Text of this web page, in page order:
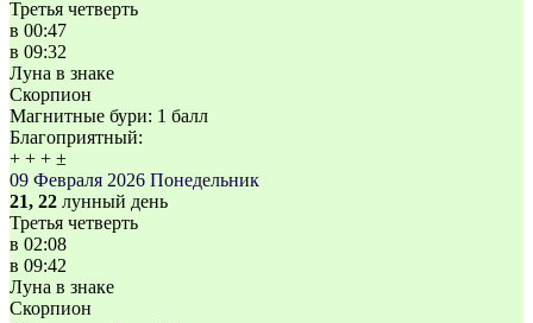
Третья четверть
в 00:47
в 09:32
Луна в знаке
Скорпион
Магнитные бури: 1 балл
Благоприятный:
+ + + ±
09 Февраля 2026 Понедельник
21, 22 лунный день
Третья четверть
в 02:08
в 09:42
Луна в знаке
Скорпион